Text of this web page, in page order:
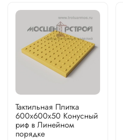
Тактильная Плитка
600х600х50 Конусный
риф в Линейном
порядке